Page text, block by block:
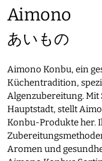
Aimono
あいもの
Aimono Konbu, ein
Küchentradition,
Algenzubereitung. Mit
Hauptstadt, stellt
Konbu-Produkte her.
Aromen und